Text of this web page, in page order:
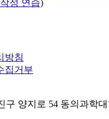
성 연습)
방침
집거부
구 양지로 54 동의과학